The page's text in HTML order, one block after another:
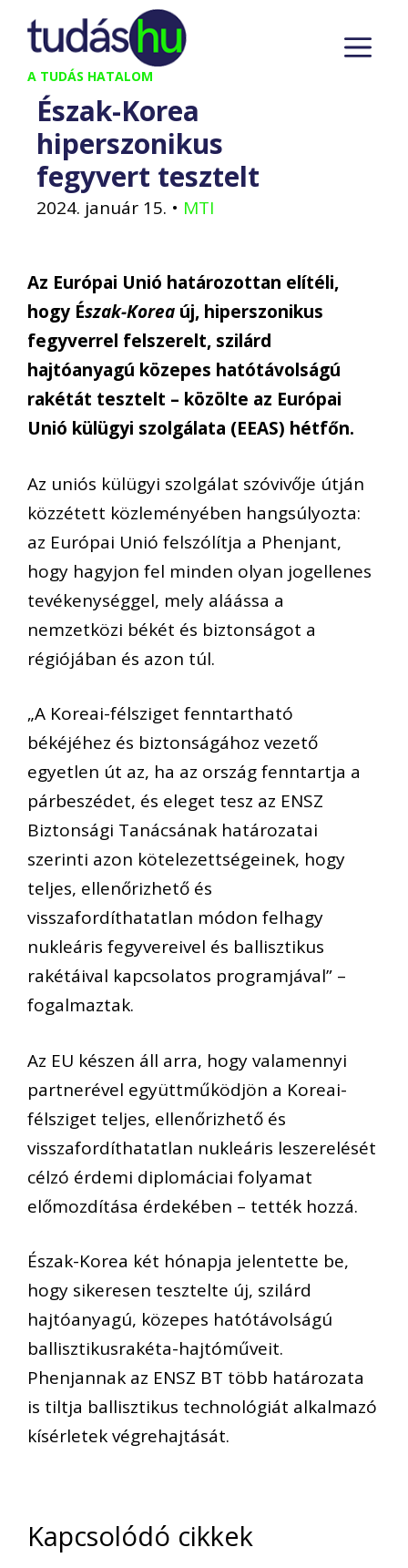
Kilépés
tartalomba
A TUDÁS HATALOM
Észak-Korea
hiperszonikus
fegyvert tesztelt
2024. január 15. • MTI
Az Európai Unió határozottan elítéli,
hogy Észak-Korea új, hiperszonikus
fegyverrel felszerelt, szilárd
hajtóanyagú közepes hatótávolságú
rakétát tesztelt – közölte az Európai
Unió külügyi szolgálata (EEAS) hétfőn.
Az uniós külügyi szolgálat szóvivője útján
közzétett közleményében hangsúlyozta:
az Európai Unió felszólítja a Phenjant,
hogy hagyjon fel minden olyan jogellenes
tevékenységgel, mely aláássa a
nemzetközi békét és biztonságot a
régiójában és azon túl.
„A Koreai-félsziget fenntartható
békéjéhez és biztonságához vezető
egyetlen út az, ha az ország fenntartja a
párbeszédet, és eleget tesz az ENSZ
Biztonsági Tanácsának határozatai
szerinti azon kötelezettségeinek, hogy
teljes, ellenőrizhető és
visszafordíthatatlan módon felhagy
nukleáris fegyvereivel és ballisztikus
rakétáival kapcsolatos programjával” –
fogalmaztak.
Az EU készen áll arra, hogy valamennyi
partnerével együttműködjön a Koreai-
félsziget teljes, ellenőrizhető és
visszafordíthatatlan nukleáris leszerelését
célzó érdemi diplomáciai folyamat
előmozdítása érdekében – tették hozzá.
Észak-Korea két hónapja jelentette be,
hogy sikeresen tesztelte új, szilárd
hajtóanyagú, közepes hatótávolságú
ballisztikusrakéta-hajtóműveit.
Phenjannak az ENSZ BT több határozata
is tiltja ballisztikus technológiát alkalmazó
kísérletek végrehajtását.
Kapcsolódó cikkek